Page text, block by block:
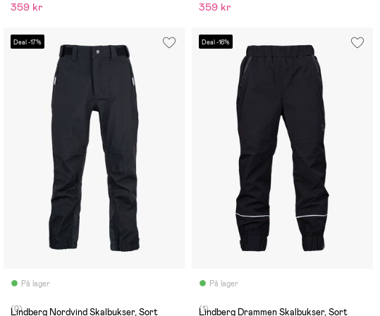
359 kr 359 kr
Deal -17%
På lager
(0)
Lindberg Nordvind Skalbukser, Sort
Deal -16%
På lager
(1)
Lindberg Drammen Skalbukser, Sort